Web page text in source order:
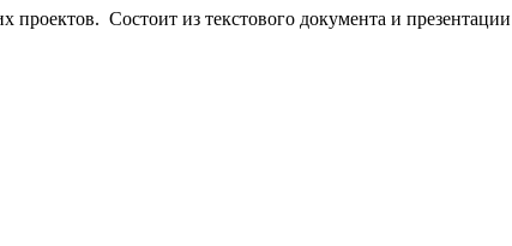
проектов. Состоит из текстового документа и презентации